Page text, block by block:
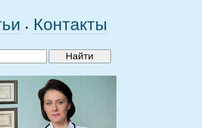
• Контакты